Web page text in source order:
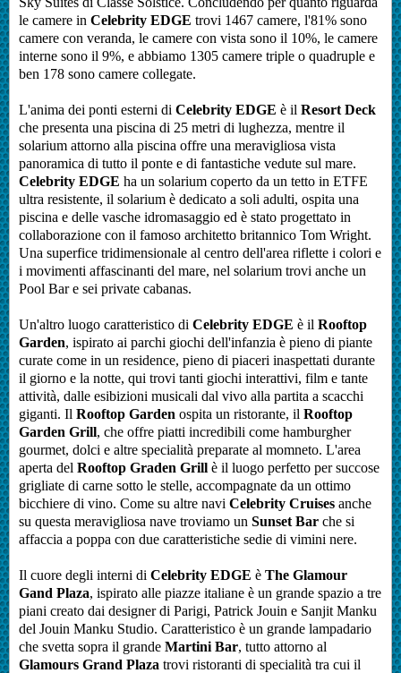
le camere in Celebrity EDGE trovi 1467 camere, l'81% sono
camere con veranda, le camere con vista sono il 10%, le camere
interne sono il 9%, e abbiamo 1305 camere triple o quadruple e
ben 178 sono camere collegate.
L'anima dei ponti esterni di Celebrity EDGE è il Resort Deck
che presenta una piscina di 25 metri di lughezza, mentre il
solarium attorno alla piscina offre una meravigliosa vista
panoramica di tutto il ponte e di fantastiche vedute sul mare.
Celebrity EDGE ha un solarium coperto da un tetto in ETFE
ultra resistente, il solarium è dedicato a soli adulti, ospita una
piscina e delle vasche idromasaggio ed è stato progettato in
collaborazione con il famoso architetto britannico Tom Wright.
Una superfice tridimensionale al centro dell'area riflette i colori e
i movimenti affascinanti del mare, nel solarium trovi anche un
Pool Bar e sei private cabanas.
Un'altro luogo caratteristico di Celebrity EDGE è il Rooftop
Garden, ispirato ai parchi giochi dell'infanzia è pieno di piante
curate come in un residence, pieno di piaceri inaspettati durante
il giorno e la notte, qui trovi tanti giochi interattivi, film e tante
attività, dalle esibizioni musicali dal vivo alla partita a scacchi
giganti. Il Rooftop Garden ospita un ristorante, il Rooftop
Garden Grill, che offre piatti incredibili come hamburgher
gourmet, dolci e altre specialità preparate al momneto. L'area
aperta del Rooftop Graden Grill è il luogo perfetto per succose
grigliate di carne sotto le stelle, accompagnate da un ottimo
bicchiere di vino. Come su altre navi Celebrity Cruises anche
su questa meravigliosa nave troviamo un Sunset Bar che si
affaccia a poppa con due caratteristiche sedie di vimini nere.
Il cuore degli interni di Celebrity EDGE è The Glamour
Gand Plaza, ispirato alle piazze italiane è un grande spazio a tre
piani creato dai designer di Parigi, Patrick Jouin e Sanjit Manku
del Jouin Manku Studio. Caratteristico è un grande lampadario
che svetta sopra il grande Martini Bar, tutto attorno al
Glamours Grand Plaza trovi ristoranti di specialità tra cui il